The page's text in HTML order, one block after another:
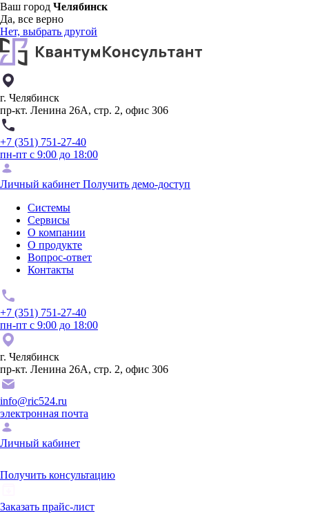
Ваш город Челябинск
Да, все верно
Нет, выбрать другой
г. Челябинск
пр-кт. Ленина 26А, стр. 2, офис 306
+7 (351) 751-27-40
пн-пт с 9:00 до 18:00
Личный кабинет Получить демо-доступ
Системы
Сервисы
О компании
О продукте
Вопрос-ответ
Контакты
+7 (351) 751-27-40
пн-пт с 9:00 до 18:00
г. Челябинск
пр-кт. Ленина 26А, стр. 2, офис 306
info@ric524.ru
электронная почта
Личный кабинет
Получить консультацию
Заказать прайс-лист